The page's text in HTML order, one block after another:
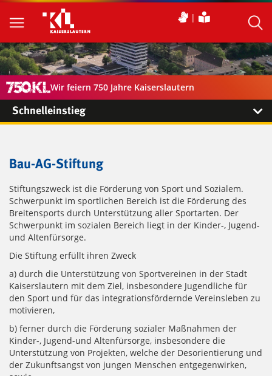
Wir feiern 750 Jahre Kaiserslautern
Schnelleinstieg
Bau-AG-Stiftung
Stiftungszweck ist die Förderung von Sport und Sozialem.
Schwerpunkt im sportlichen Bereich ist die Förderung des
Breitensports durch Unterstützung aller Sportarten. Der
Schwerpunkt im sozialen Bereich liegt in der Kinder-, Jugend-
und Altenfürsorge.
Die Stiftung erfüllt ihren Zweck
a) durch die Unterstützung von Sportvereinen in der Stadt
Kaiserslautern mit dem Ziel, insbesondere Jugendliche für
den Sport und für das integrationsfördernde Vereinsleben zu
motivieren,
b) ferner durch die Förderung sozialer Maßnahmen der
Kinder-, Jugend-und Altenfürsorge, insbesondere die
Unterstützung von Projekten, welche der Desorientierung und
der Zukunftsangst von jungen Menschen entgegenwirken,